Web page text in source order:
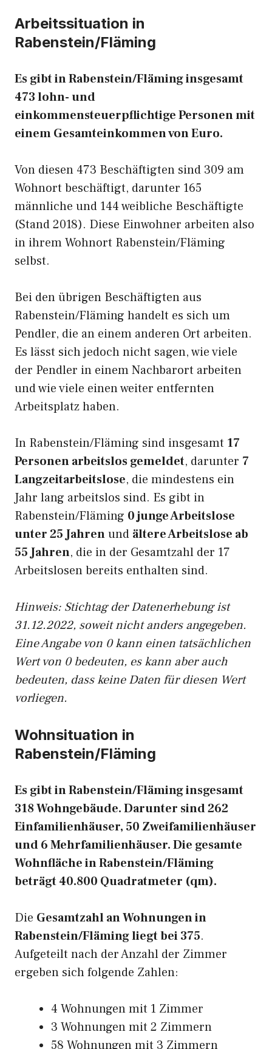
Arbeitssituation in
Rabenstein/Fläming
Es gibt in Rabenstein/Fläming insgesamt
473 lohn- und
einkommensteuerpflichtige Personen mit
einem Gesamteinkommen von Euro.
Von diesen 473 Beschäftigten sind 309 am
Wohnort beschäftigt, darunter 165
männliche und 144 weibliche Beschäftigte
(Stand 2018). Diese Einwohner arbeiten also
in ihrem Wohnort Rabenstein/Fläming
selbst.
Bei den übrigen Beschäftigten aus
Rabenstein/Fläming handelt es sich um
Pendler, die an einem anderen Ort arbeiten.
Es lässt sich jedoch nicht sagen, wie viele
der Pendler in einem Nachbarort arbeiten
und wie viele einen weiter entfernten
Arbeitsplatz haben.
In Rabenstein/Fläming sind insgesamt 17
Personen arbeitslos gemeldet, darunter 7
Langzeitarbeitslose, die mindestens ein
Jahr lang arbeitslos sind. Es gibt in
Rabenstein/Fläming 0 junge Arbeitslose
unter 25 Jahrenund ältere Arbeitslose ab
55 Jahren, die in der Gesamtzahl der 17
Arbeitslosen bereits enthalten sind.
Hinweis: Stichtag der Datenerhebung ist
31.12.2022, soweit nicht anders angegeben.
Eine Angabe von 0 kann einen tatsächlichen
Wert von 0 bedeuten, es kann aber auch
bedeuten, dass keine Daten für diesen Wert
vorliegen.
Wohnsituation in
Rabenstein/Fläming
Es gibt in Rabenstein/Fläming insgesamt
318 Wohngebäude. Darunter sind 262
Einfamilienhäuser, 50 Zweifamilienhäuser
und 6 Mehrfamilienhäuser. Die gesamte
Wohnfläche in Rabenstein/Fläming
beträgt 40.800 Quadratmeter (qm).
Die Gesamtzahl an Wohnungen in
Rabenstein/Fläming liegt bei 375.
Aufgeteilt nach der Anzahl der Zimmer
ergeben sich folgende Zahlen:
4 Wohnungen mit 1 Zimmer
3 Wohnungen mit 2 Zimmern
58 Wohnungen mit 3 Zimmern